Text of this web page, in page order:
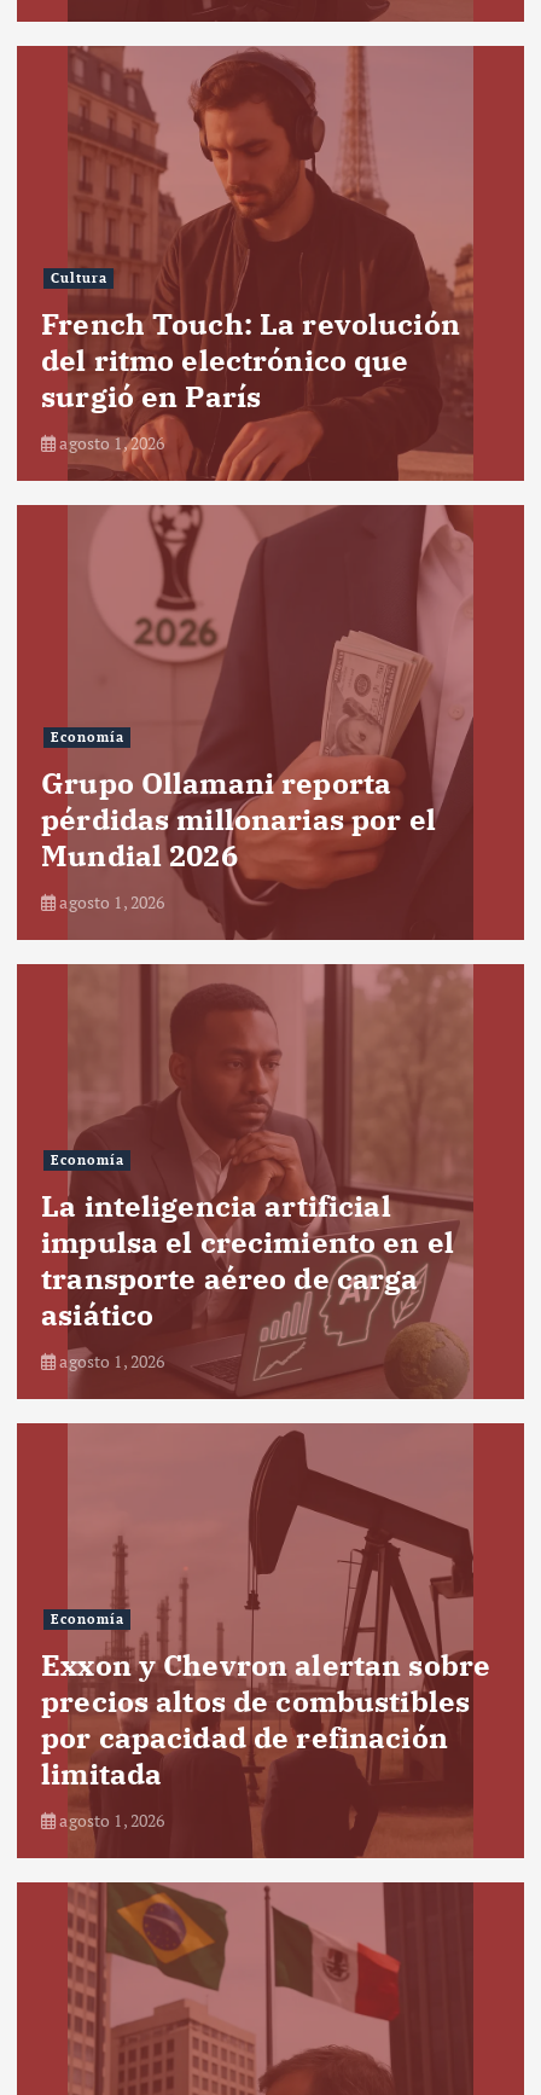
Cultura
French Touch: La revolución
del ritmo electrónico que
surgió en París
agosto 1, 2026
Economía
Grupo Ollamani reporta
pérdidas millonarias por el
Mundial 2026
agosto 1, 2026
Economía
La inteligencia artificial
impulsa el crecimiento en el
transporte aéreo de carga
asiático
agosto 1, 2026
Economía
Exxon y Chevron alertan sobre
precios altos de combustibles
por capacidad de refinación
limitada
agosto 1, 2026